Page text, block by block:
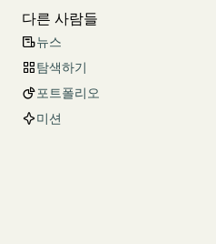
다른 사람들
뉴스
탐색하기
포트폴리오
미션